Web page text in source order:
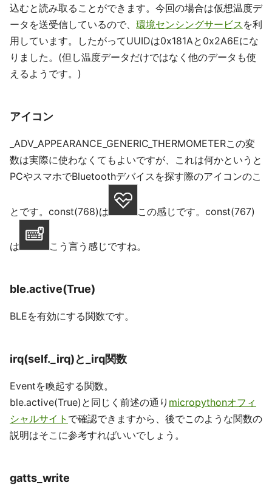
込むと読み取ることができます。今回の場合は仮想温度デ
ータを送受信しているので、 環境センシングサービス を利
用しています。したがってUUIDは0x181Aと0x2A6Eにな
りました。(但し温度データだけではなく他のデータも使
えるようです。)
アイコン
_ADV_APPEARANCE_GENERIC_THERMOMETERこの変
数は実際に使わなくてもよいですが、これは何かというと
PCやスマホでBluetoothデバイスを探す際のアイコンのこ
とです。const(768)は この感じです。const(767)
は こう言う感じですね。
ble.active(True)
BLEを有効にする関数です。
irq(self._irq)と_irq関数
Eventを喚起する関数。
ble.active(True)と同じく前述の通り micropythonオフィ
シャルサイト で確認できますから、後でこのような関数の
説明はそこに参考すればいいでしょう。
gatts_write